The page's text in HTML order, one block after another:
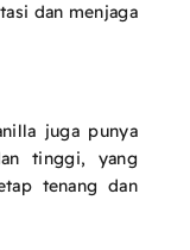
dan menjaga
juga punya
tinggi, yang
tenang dan